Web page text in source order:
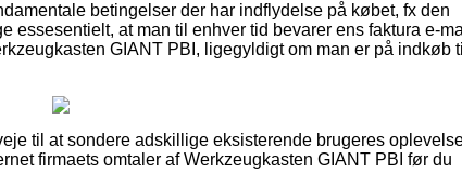
betingelser der har indflydelse på købet, fx den
essesentielt, at man til enhver tid bevarer ens faktura e-
GIANT PBI, ligegyldigt om man er på indkøb
til at sondere adskillige eksisterende brugeres
firmaets omtaler af Werkzeugkasten GIANT PBI før du